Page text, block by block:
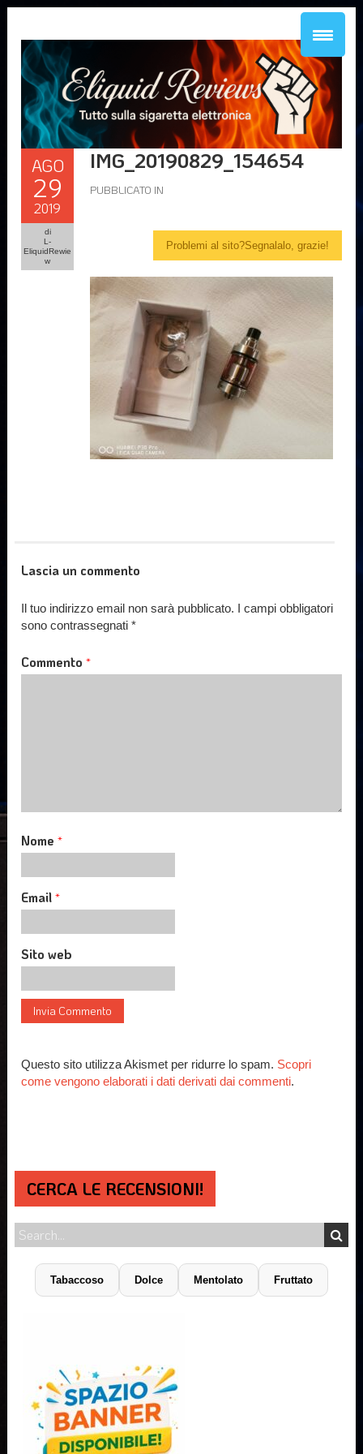
AGO
29
2019
di
L-
EliquidRewie
w
IMG_20190829_154654
PUBBLICATO IN
Problemi al sito?Segnalalo, grazie!
Lascia un commento
Il tuo indirizzo email non sarà pubblicato. I campi obbligatori
sono contrassegnati*
Commento*
Nome*
Email*
Sito web
Questo sito utilizza Akismet per ridurre lo spam. Scopri
come vengono elaborati i dati derivati dai commenti.
CERCA LE RECENSIONI!
Tabaccoso Dolce Mentolato Fruttato